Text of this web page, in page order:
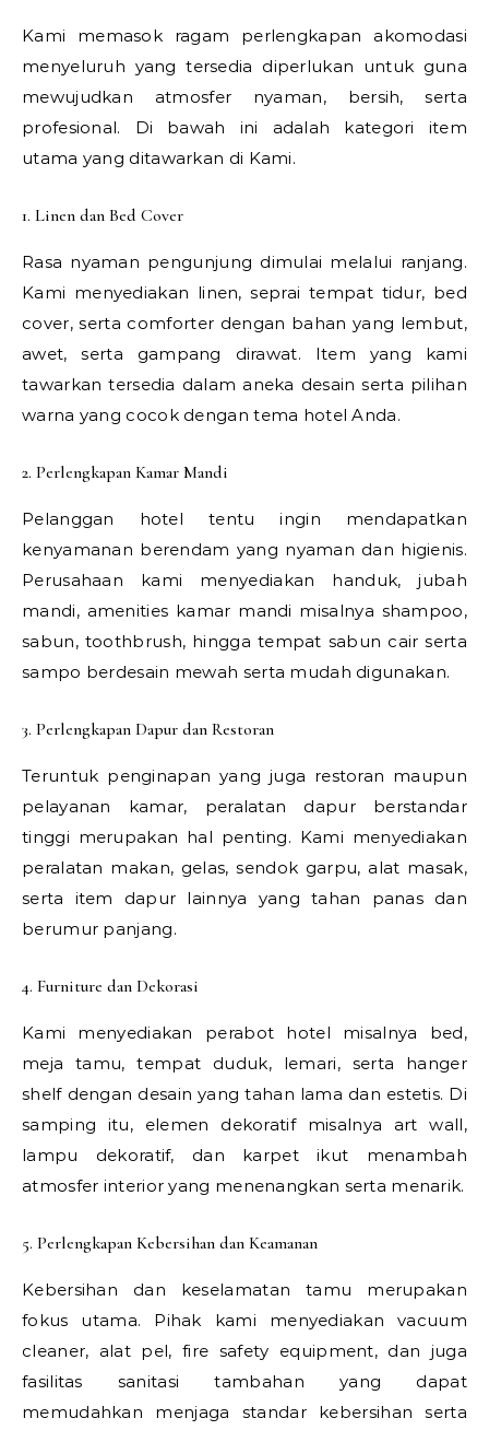
Kami memasok ragam perlengkapan akomodasi
menyeluruh yang tersedia diperlukan untuk guna
mewujudkan atmosfer nyaman, bersih, serta
profesional. Di bawah ini adalah kategori item
utama yang ditawarkan di Kami.
1. Linen dan Bed Cover
Rasa nyaman pengunjung dimulai melalui ranjang.
Kami menyediakan linen, seprai tempat tidur, bed
cover, serta comforter dengan bahan yang lembut,
awet, serta gampang dirawat. Item yang kami
tawarkan tersedia dalam aneka desain serta pilihan
warna yang cocok dengan tema hotel Anda.
2. Perlengkapan Kamar Mandi
Pelanggan hotel tentu ingin mendapatkan
kenyamanan berendam yang nyaman dan higienis.
Perusahaan kami menyediakan handuk, jubah
mandi, amenities kamar mandi misalnya shampoo,
sabun, toothbrush, hingga tempat sabun cair serta
sampo berdesain mewah serta mudah digunakan.
3. Perlengkapan Dapur dan Restoran
Teruntuk penginapan yang juga restoran maupun
pelayanan kamar, peralatan dapur berstandar
tinggi merupakan hal penting. Kami menyediakan
peralatan makan, gelas, sendok garpu, alat masak,
serta item dapur lainnya yang tahan panas dan
berumur panjang.
4. Furniture dan Dekorasi
Kami menyediakan perabot hotel misalnya bed,
meja tamu, tempat duduk, lemari, serta hanger
shelf dengan desain yang tahan lama dan estetis. Di
samping itu, elemen dekoratif misalnya art wall,
lampu dekoratif, dan karpet ikut menambah
atmosfer interior yang menenangkan serta menarik.
5. Perlengkapan Kebersihan dan Keamanan
Kebersihan dan keselamatan tamu merupakan
fokus utama. Pihak kami menyediakan vacuum
cleaner, alat pel, fire safety equipment, dan juga
fasilitas sanitasi tambahan yang dapat
memudahkan menjaga standar kebersihan serta